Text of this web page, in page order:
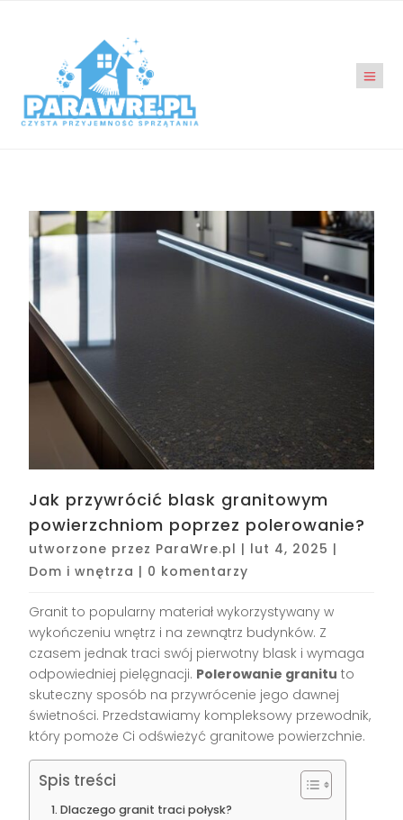
Jak przywrócić blask granitowym
powierzchniom poprzez polerowanie?
utworzone przez ParaWre.pl | lut 4, 2025 |
Dom i wnętrza | 0 komentarzy
Granit to popularny materiał wykorzystywany w
wykończeniu wnętrz i na zewnątrz budynków. Z
czasem jednak traci swój pierwotny blask i wymaga
odpowiedniej pielęgnacji. Polerowanie granitu to
skuteczny sposób na przywrócenie jego dawnej
świetności. Przedstawiamy kompleksowy przewodnik,
który pomoże Ci odświeżyć granitowe powierzchnie.
Spis treści
Dlaczego granit traci połysk?